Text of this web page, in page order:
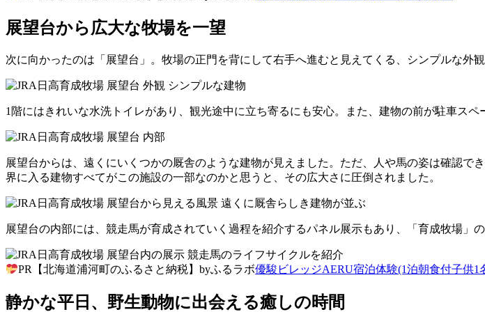
展望台から広大な牧場を一望
次に向かったのは「展望台」。牧場の正門を背にして右手へ進むと見えてくる、シンプルな外観
1階にはきれいな水洗トイレがあり、観光途中に立ち寄るにも安心。また、建物の前が駐車ス
展望台からは、遠くにいくつかの厩舎のような建物が見えました。ただ、人や馬の姿は確認
界に入る建物すべてがこの施設の一部なのかと思うと、その広大さに圧倒されました。
展望台の内部には、競走馬が育成されていく過程を紹介するパネル展示もあり、「育成牧場」
PR【北海道浦河町のふるさと納税】byふるラボ優駿ビレッジAERU宿泊体験(1泊朝食付子供1
静かな平日、野生動物に出会える癒しの時間